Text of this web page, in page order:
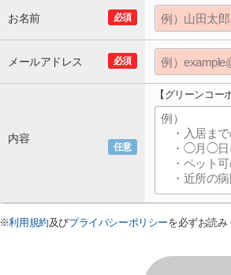
必須
お名前
必須
メールアドレス
任意
内容
【グリーンコー
※利用規約及びプライバシーポリシーを必ずお読み